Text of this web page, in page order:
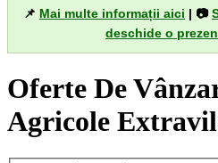
📌 Mai multe informații aici | 📷
deschide o
Oferte De
Agricole